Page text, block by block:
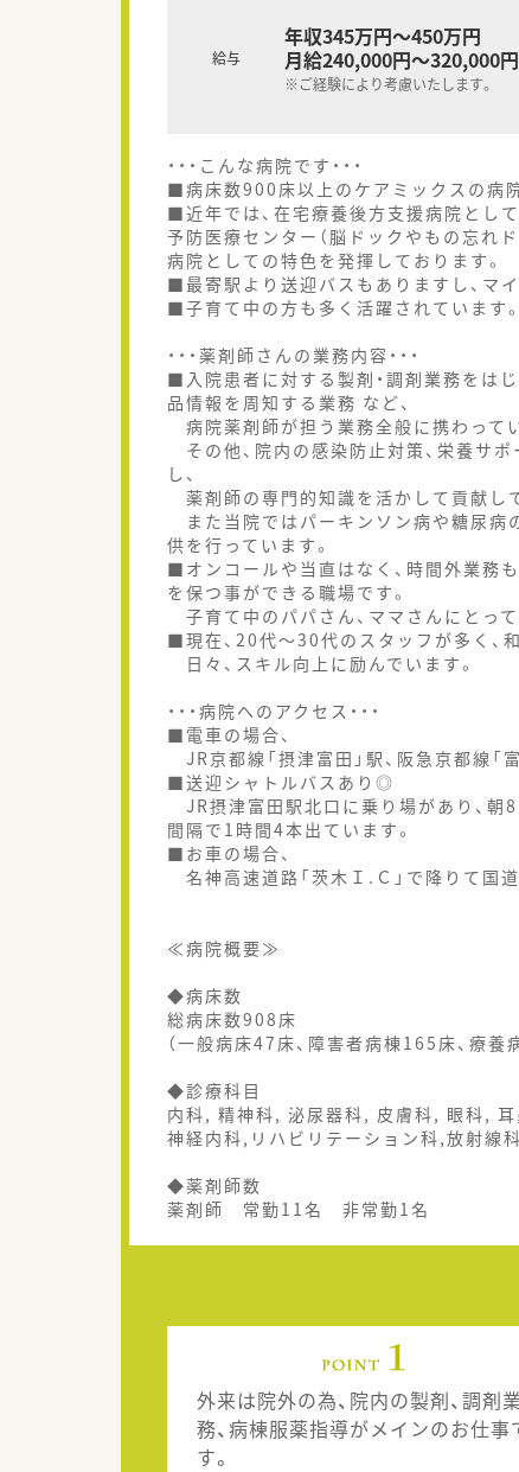
給与
年収345万円～450万円
月給240,000円～320,000円
※ご経験により考慮いたします。
・・・こんな病院です・・・
■病床数900床以上のケアミックスの病
■近年では、在宅療養後方支援病院とし
予防医療センター（脳ドックやもの忘れ
病院としての特色を発揮しております。
■最寄駅より送迎バスもありますし、マ
■子育て中の方も多く活躍されています。
・・・薬剤師さんの業務内容・・・
■入院患者に対する製剤・調剤業務をは
品情報を周知する業務 など、
病院薬剤師が担う業務全般に携わって
その他、院内の感染防止対策、栄養サ
し、
薬剤師の専門的知識を活かして貢献し
また当院ではパーキンソン病や糖尿病
供を行っています。
■オンコールや当直はなく、時間外業務
を保つ事ができる職場です。
子育て中のパパさん、ママさんにとっ
■現在、20代～30代のスタッフが多く、
日々、スキル向上に励んでいます。
・・・病院へのアクセス・・・
■電車の場合、
JR京都線「摂津富田」駅、阪急京都線「
■送迎シャトルバスあり◎
JR摂津富田駅北口に乗り場があり、朝
間隔で1時間4本出ています。
■お車の場合、
名神高速道路「茨木Ｉ.Ｃ」で降りて国
≪病院概要≫
◆病床数
総病床数908床
（一般病床47床、障害者病棟165床、療養
◆診療科目
内科, 精神科, 泌尿器科, 皮膚科, 眼科,
神経内科,リハビリテーション科,放射線
◆薬剤師数
薬剤師 常勤11名 非常勤1名
外来は院外の為、院内の製剤、調剤業
務、病棟服薬指導がメインのお仕事
す。